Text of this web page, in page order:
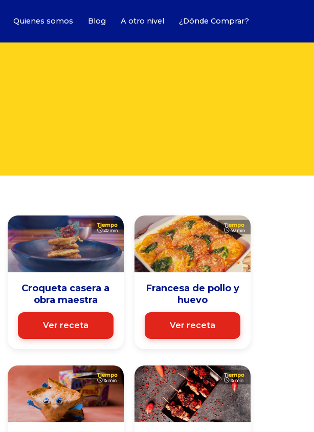
Quienes somos Blog A otro nivel ¿Dónde Comprar?
Croqueta casera a
obra maestra
Ver receta
Francesa de pollo y
huevo
Ver receta